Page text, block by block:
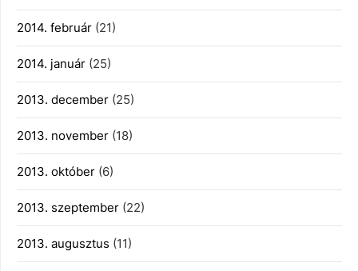
2014. február (21)
2014. január (25)
2013. december (25)
2013. november (18)
2013. október (6)
2013. szeptember (22)
2013. augusztus (11)